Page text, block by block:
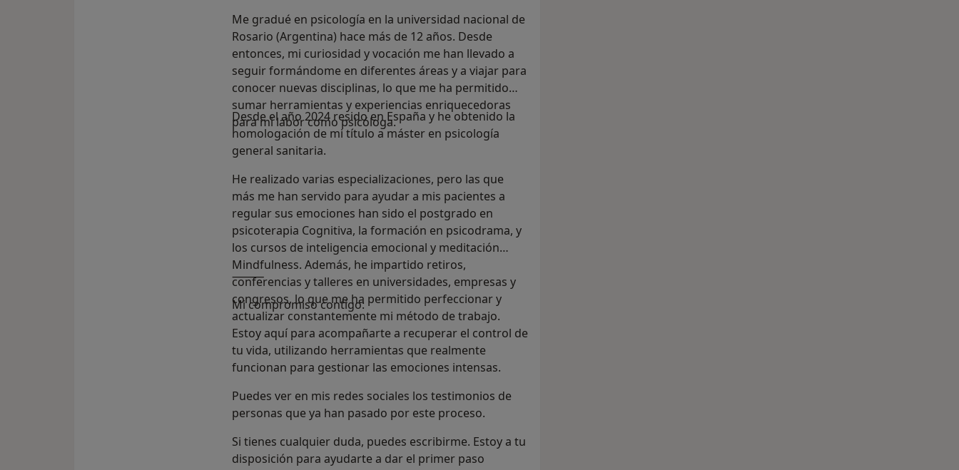
Me gradué en psicología en la universidad nacional de
Rosario (Argentina) hace más de 12 años. Desde
entonces, mi curiosidad y vocación me han llevado a
seguir formándome en diferentes áreas y a viajar para
conocer nuevas disciplinas, lo que me ha permitido
sumar herramientas y experiencias enriquecedoras
para mi labor como psicóloga.
Desde el año 2024 resido en España y he obtenido la
homologación de mi título a máster en psicología
general sanitaria.
He realizado varias especializaciones, pero las que
más me han servido para ayudar a mis pacientes a
regular sus emociones han sido el postgrado en
psicoterapia Cognitiva, la formación en psicodrama, y
los cursos de inteligencia emocional y meditación
Mindfulness. Además, he impartido retiros,
conferencias y talleres en universidades, empresas y
congresos, lo que me ha permitido perfeccionar y
actualizar constantemente mi método de trabajo.
⸻
Mi compromiso contigo:
Estoy aquí para acompañarte a recuperar el control de
tu vida, utilizando herramientas que realmente
funcionan para gestionar las emociones intensas.
Puedes ver en mis redes sociales los testimonios de
personas que ya han pasado por este proceso.
Si tienes cualquier duda, puedes escribirme. Estoy a tu
disposición para ayudarte a dar el primer paso